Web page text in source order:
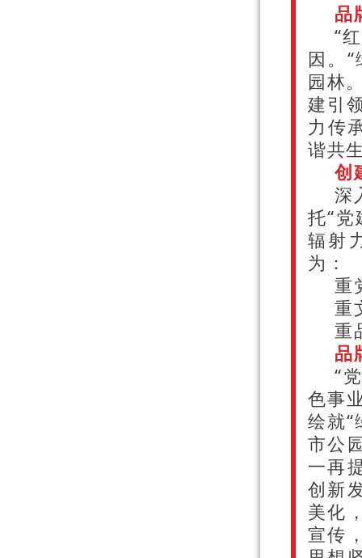
品
“
因。
园林
建引
力传
谐共
创
深
托“
辐射
为：
重
重
重
品
“
色事
绘就“
市公
一再
创新
美化
宣传